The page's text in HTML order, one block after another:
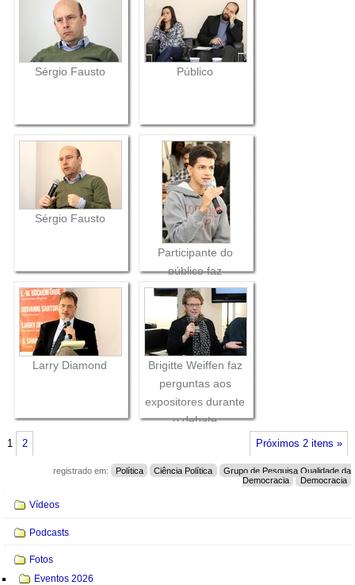
Sérgio Fausto Público
Sérgio Fausto
Participante do
público faz
perguntas aos
expositores durante
o debate
Larry Diamond
Brigitte Weiffen faz
perguntas aos
expositores durante
o debate
Próximos 2 itens »
1 2
registrado em: Política Ciência Política
Grupo de Pesquisa Qualidade da
Democracia
Democracia
Navegação
Vídeos
Podcasts
Fotos
Eventos 2026